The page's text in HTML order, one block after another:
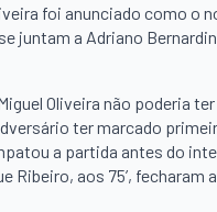
foi anunciado como o
juntam a Adriano
Oliveira não poderia
ter marcado
a partida antes do
Ribeiro, aos 75’,